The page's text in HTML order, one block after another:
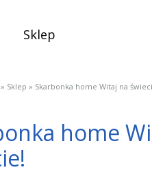
Sklep
» Sklep » Skarbonka home Witaj na
home